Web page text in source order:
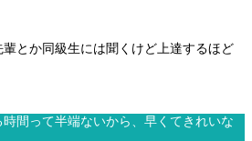
とか同級生には聞くけど上達するほど
間って半端ないから、早くてきれいな